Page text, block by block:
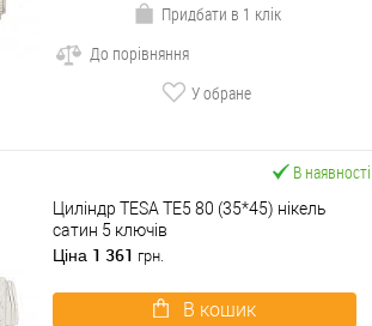
Придбати в 1 клік
До порівняння
У обране
В наявності
Циліндр TESA TE5 80 (35*45) нікель
сатин 5 ключів
Ціна 1 361 грн.
В кошик